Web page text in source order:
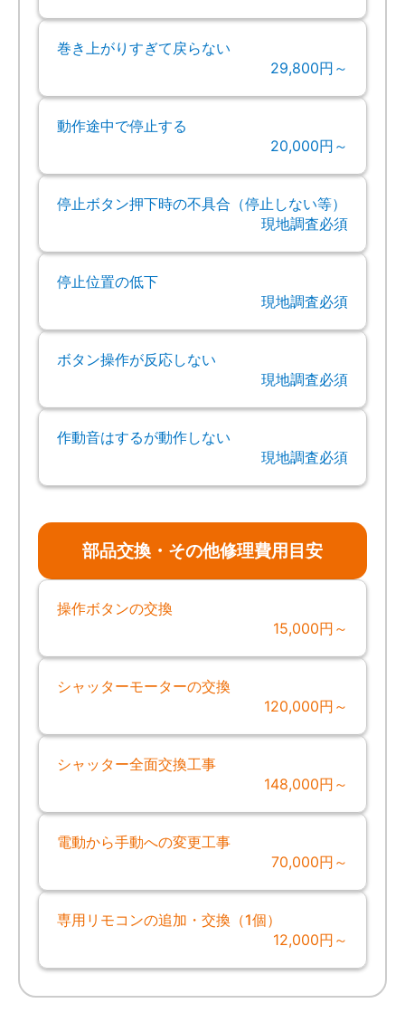
巻き上がりすぎて戻らない
29,800円～
動作途中で停止する
20,000円～
停止ボタン押下時の不具合（停止しない等）
現地調査必須
停止位置の低下
現地調査必須
ボタン操作が反応しない
現地調査必須
作動音はするが動作しない
現地調査必須
部品交換・その他修理費用目安
操作ボタンの交換
15,000円～
シャッターモーターの交換
120,000円～
シャッター全面交換工事
148,000円～
電動から手動への変更工事
70,000円～
専用リモコンの追加・交換（1個）
12,000円～